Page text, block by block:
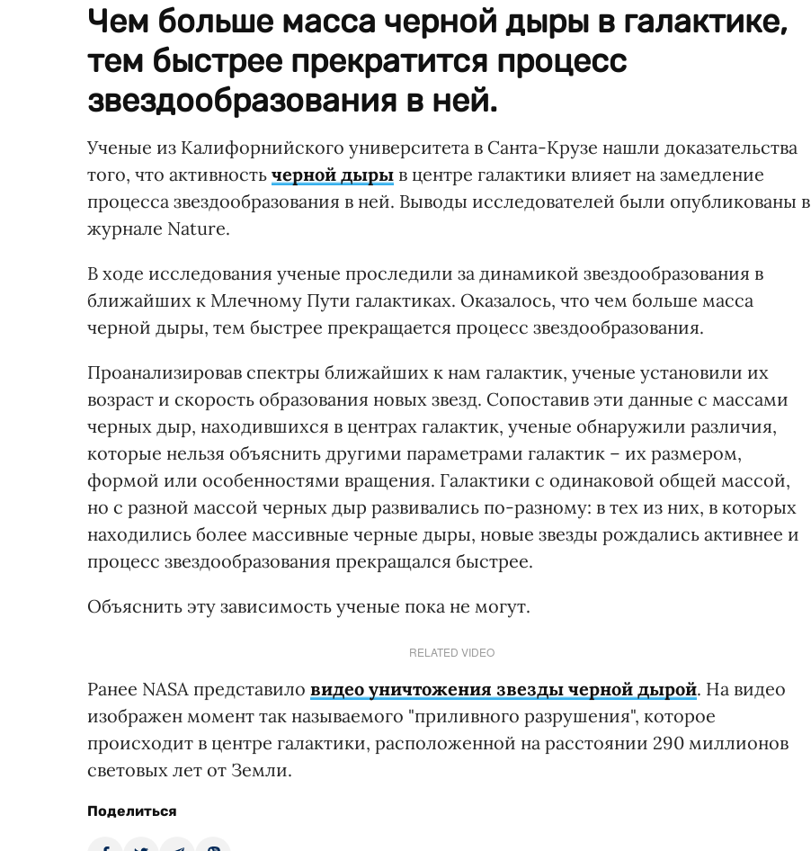
Чем больше масса черной дыры в галактике,
тем быстрее прекратится процесс
звездообразования в ней.
Ученые из Калифорнийского университета в Санта-Крузе нашли доказательства
того, что активность черной дыры в центре галактики влияет на замедление
процесса звездообразования в ней. Выводы исследователей были опубликованы в
журнале Nature.
В ходе исследования ученые проследили за динамикой звездообразования в
ближайших к Млечному Пути галактиках. Оказалось, что чем больше масса
черной дыры, тем быстрее прекращается процесс звездообразования.
Проанализировав спектры ближайших к нам галактик, ученые установили их
возраст и скорость образования новых звезд. Сопоставив эти данные с массами
черных дыр, находившихся в центрах галактик, ученые обнаружили различия,
которые нельзя объяснить другими параметрами галактик – их размером,
формой или особенностями вращения. Галактики с одинаковой общей массой,
но с разной массой черных дыр развивались по-разному: в тех из них, в которых
находились более массивные черные дыры, новые звезды рождались активнее и
процесс звездообразования прекращался быстрее.
Объяснить эту зависимость ученые пока не могут.
RELATED VIDEO
Ранее NASA представило видео уничтожения звезды черной дырой. На видео
изображен момент так называемого "приливного разрушения", которое
происходит в центре галактики, расположенной на расстоянии 290 миллионов
световых лет от Земли.
Поделиться